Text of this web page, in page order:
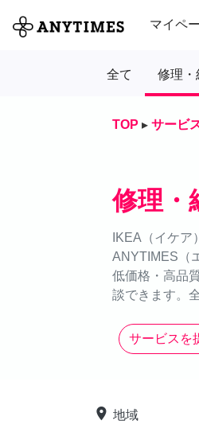
マイペ
全て 修理・
TOP ▸ サービ
修理・
IKEA（イケ
ANYTIMES（
低価格・高品
談できます。
サービスを
place 地域